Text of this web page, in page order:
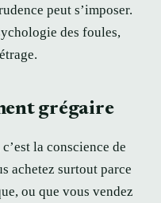
peut s’imposer.
des foules,
grégaire
la conscience de
achetez surtout parce
ou que vous vendez